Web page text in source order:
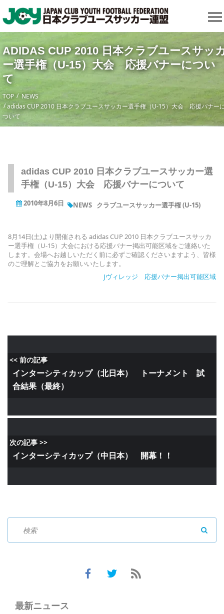
ADIDAS CUP 2010 日本クラブユースサッ
ー選手権（U-15）大会 応援バナーについ
て
TOP
NEWS
adidas CUP 2010 日本クラブユースサッカー選手権（U-15）大会 応援バナー
ついて
adidas CUP 2010 日本クラブユースサッカー選
手権（U-15）大会 応援バナーについて
2010年8月6日 NEWS クラブユースサッカー選手権 (U-15)
8月14日(土)より開催される adidas CUP 2010 日本クラブユースサッカ
ー選手権（U-15）大会における応援バナー掲出可能区域をご連絡いた
します。会場へお越しいただく前に必ずご確認くださいますよう、皆様
のご理解とご協力をお願いいたします。
Jヴィレッジ 応援バナー掲出可能区域
<< 前の記事
インターシティカップ（北日本） トーナメント 試
合結果（最終）
次の記事 >>
インターシティカップ（中日本） 開幕！！
最新ニュース